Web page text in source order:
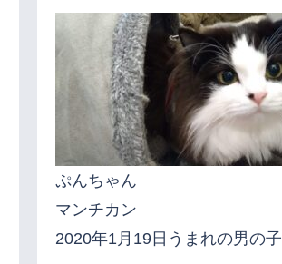
ぷんちゃん
マンチカン
2020年1月19日うまれの男の子